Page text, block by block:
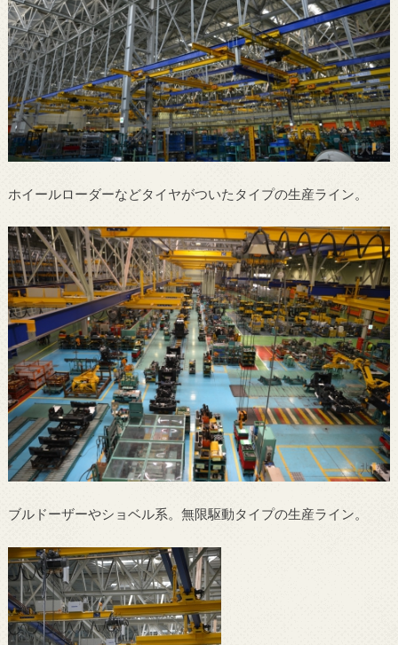
ホイールローダーなどタイヤがついたタイプの生産ライン。
ブルドーザーやショベル系。無限駆動タイプの生産ライン。